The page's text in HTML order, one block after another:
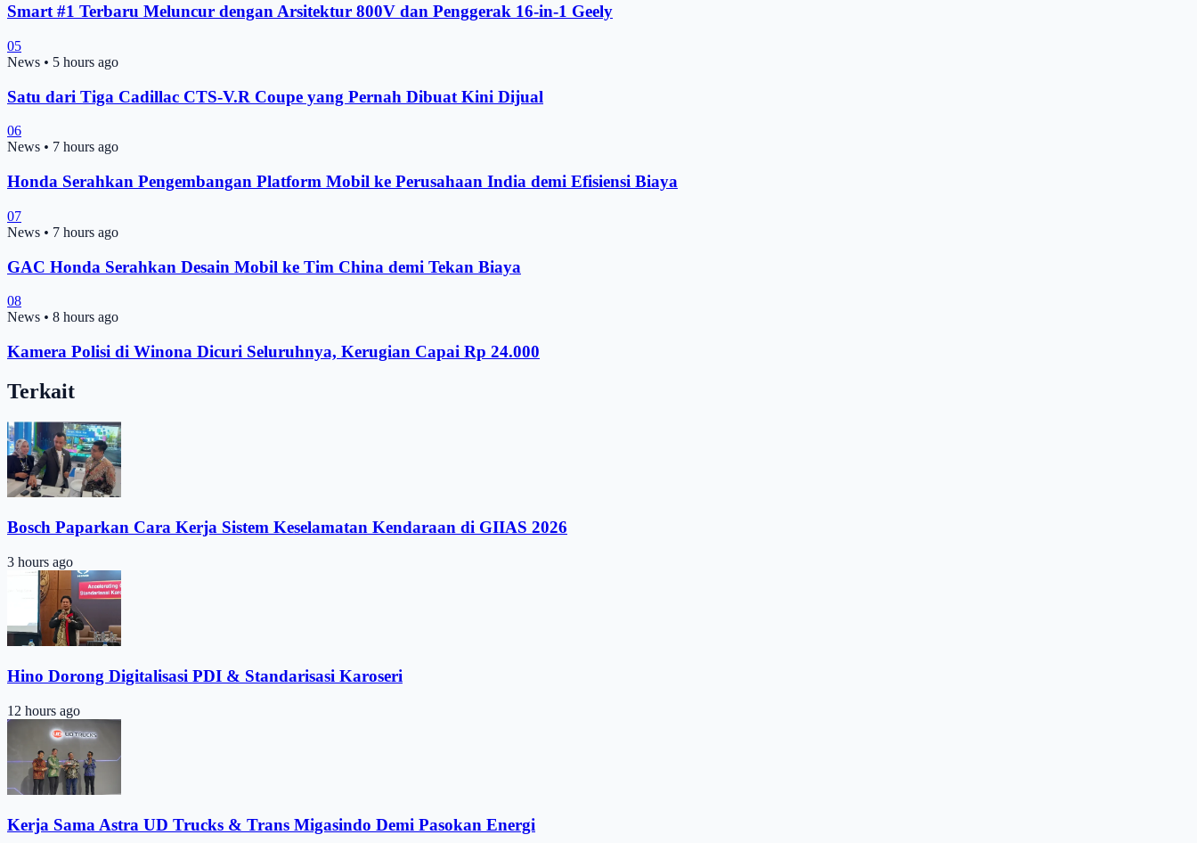
Smart #1 Terbaru Meluncur dengan Arsitektur 800V dan Penggerak 16-in-1 Geely
05
News • 5 hours ago
Satu dari Tiga Cadillac CTS-V.R Coupe yang Pernah Dibuat Kini Dijual
06
News • 7 hours ago
Honda Serahkan Pengembangan Platform Mobil ke Perusahaan India demi Efisiensi Biaya
07
News • 7 hours ago
GAC Honda Serahkan Desain Mobil ke Tim China demi Tekan Biaya
08
News • 8 hours ago
Kamera Polisi di Winona Dicuri Seluruhnya, Kerugian Capai Rp 24.000
Terkait
Bosch Paparkan Cara Kerja Sistem Keselamatan Kendaraan di GIIAS 2026
3 hours ago
Hino Dorong Digitalisasi PDI & Standarisasi Karoseri
12 hours ago
Kerja Sama Astra UD Trucks & Trans Migasindo Demi Pasokan Energi